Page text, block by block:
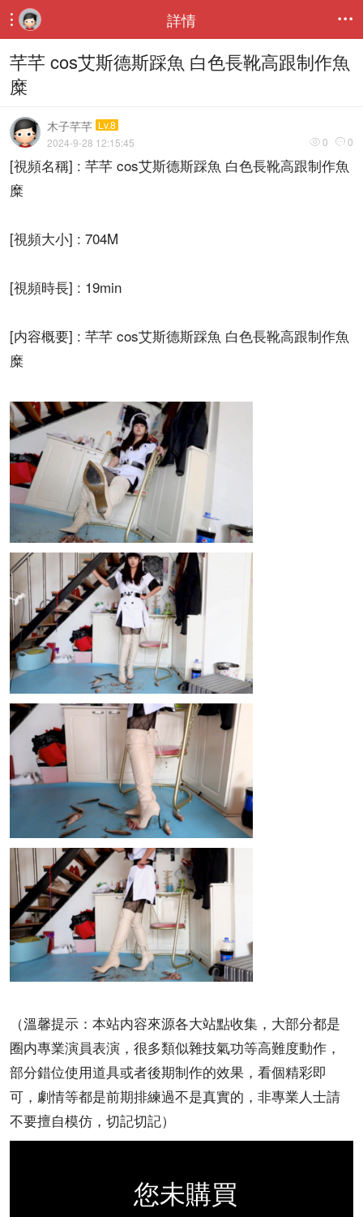
 詳情 
芊芊 cos艾斯德斯踩魚 白色長靴高跟制作魚
糜
木子芊芊 Lv.8
 0  0
2024-9-28 12:15:45
[視頻名稱] : 芊芊 cos艾斯德斯踩魚 白色長靴高跟制作魚
糜
[視頻大小] : 704M
[視頻時長] : 19min
[内容概要] : 芊芊 cos艾斯德斯踩魚 白色長靴高跟制作魚
糜
（溫馨提示：本站内容來源各大站點收集，大部分都是
圈内專業演員表演，很多類似雜技氣功等高難度動作，
部分錯位使用道具或者後期制作的效果，看個精彩即
可，劇情等都是前期排練過不是真實的，非專業人士請
不要擅自模仿，切記切記）
您未購買